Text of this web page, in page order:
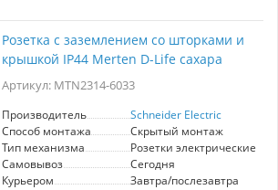
Легкость установки и высокая степень
выбором для как профессионалов, так и для
самостоятельных мастеров. Корпус выполнен
долговечность и защиту от повреждений.
это не просто элемент электрооборудования, а
важная деталь, обеспечивающая комфорт и
функциональность вашего пространства.
Розетка с заземлением со шторками и
крышкой IP44 Merten D-Life сахара
Артикул: MTN2314-6033
Производитель
Schneider Electric
Способ монтажа
Скрытый монтаж
Тип механизма
Розетки электрические
Самовывоз
Сегодня
Курьером
Завтра/послезавтра